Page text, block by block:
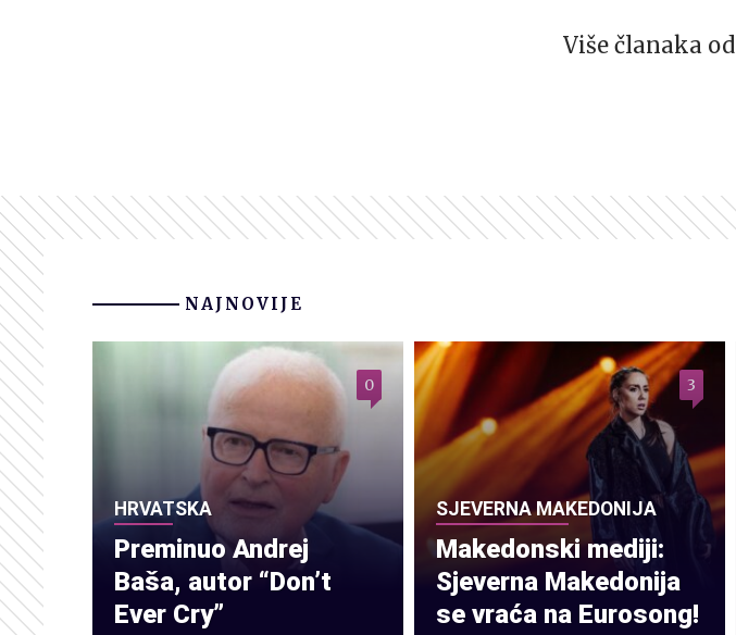
Više članaka od
NAJNOVIJE
HRVATSKA
Preminuo Andrej
Baša, autor “Don’t
Ever Cry”
0
SJEVERNA MAKEDONIJA
Makedonski mediji:
Sjeverna Makedonija
se vraća na Eurosong!
3